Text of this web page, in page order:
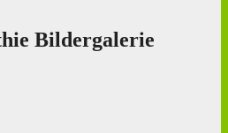
Bildergalerie